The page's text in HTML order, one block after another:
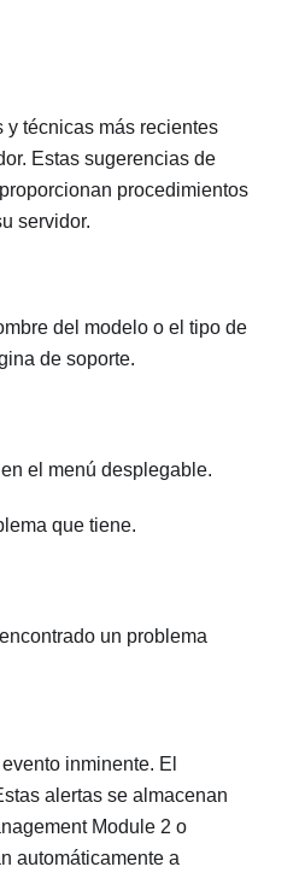
y técnicas más recientes
Estas sugerencias de
procedimientos
servidor.
del modelo o el tipo de
de soporte.
en el menú desplegable.
que tiene.
un problema
inminente. El
alertas se almacenan
Module 2 o
automáticamente a